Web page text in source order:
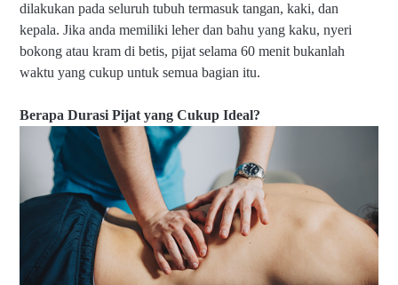
dilakukan pada seluruh tubuh termasuk tangan, kaki, dan
kepala. Jika anda memiliki leher dan bahu yang kaku, nyeri
bokong atau kram di betis, pijat selama 60 menit bukanlah
waktu yang cukup untuk semua bagian itu.
Berapa Durasi Pijat yang Cukup Ideal?